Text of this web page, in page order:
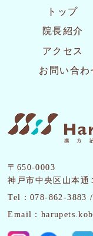
トップ
院長紹介
アクセス
お問い合わ
〒650-0003
神戸市中央区山本
Tel：078-862-3883 /
Email：